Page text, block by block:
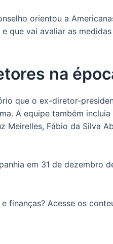
orientou a
que vai avaliar as
na
que o ex-diretor-
A equipe também
Meirelles, Fábio da Silva
em 31 de dezembro
finanças? Acesse os